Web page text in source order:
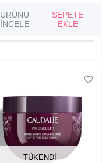
ÜRÜNÜ
İNCELE
SEPETE
EKLE
TÜKENDI